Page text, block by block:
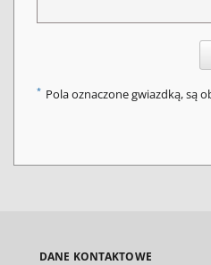
* Pola oznaczone gwiazdką, są
DANE KONTAKTOWE